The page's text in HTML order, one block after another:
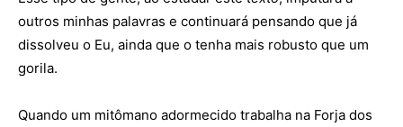
outros minhas palavras e continuará pensando que já
dissolveu o Eu, ainda que o tenha mais robusto que um
gorila.
Quando um mitômano adormecido trabalha na Forja dos